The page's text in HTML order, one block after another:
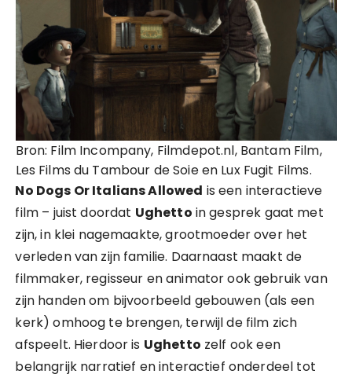
Bron: Film Incompany, Filmdepot.nl, Bantam Film,
Les Films du Tambour de Soie en Lux Fugit Films.
No Dogs Or Italians Allowed is een interactieve
film – juist doordat Ughetto in gesprek gaat met
zijn, in klei nagemaakte, grootmoeder over het
verleden van zijn familie. Daarnaast maakt de
filmmaker, regisseur en animator ook gebruik van
zijn handen om bijvoorbeeld gebouwen (als een
kerk) omhoog te brengen, terwijl de film zich
afspeelt. Hierdoor is Ughetto zelf ook een
belangrijk narratief en interactief onderdeel tot